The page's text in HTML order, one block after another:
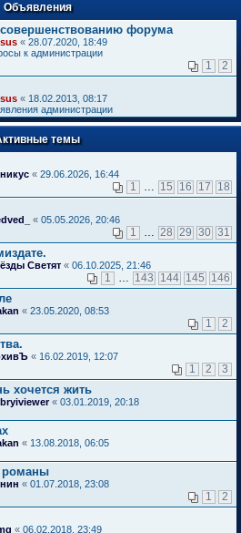
Объявления
форума
« 28.07.2020, 18:49
к администрации
1 2
« 18.02.2013, 08:17
администрации
темы
« 29.06.2026, 16:44
1 … 15 16 17 18
« 05.05.2026, 20:46
1 … 28 29 30 31
Светят « 06.10.2025, 21:46
1 … 143 144 145 146
« 23.05.2020, 08:53
1 2
« 16.02.2019, 12:07
1 2 3
хочется жить
« 03.01.2019, 20:18
« 13.08.2018, 06:05
романы
« 01.07.2018, 23:08
1 2
« 06.02.2018, 23:49